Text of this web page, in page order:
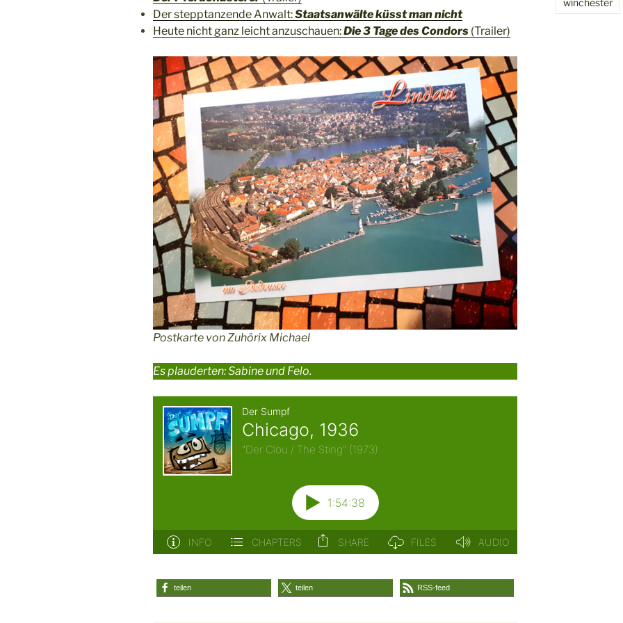
Der stepptanzende Anwalt:Staatsanwälte küsst man nicht
Heute nicht ganz leicht anzuschauen:Die 3 Tage des Condors (Trailer)
Postkarte von Zuhörix Michael
Es plauderten: Sabine und Felo.
teilen teilen RSS-feed
winchester